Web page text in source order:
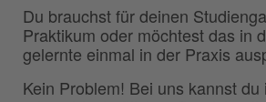
Du brauchst für deinen
Praktikum oder möchtest das in
gelernte einmal in der Praxis
Kein Problem! Bei uns kannst